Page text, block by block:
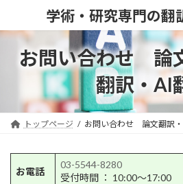
テ
ッ
ゲ
移
学術・研究専門の翻
お問い合わせ 論
翻訳・AI
トップページ お問い合わせ 論文翻訳
お電話
03-5544-8280
受付時間 ： 10:00～17:00